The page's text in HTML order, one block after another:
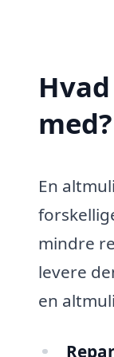
med?
En
mindre
levere
en